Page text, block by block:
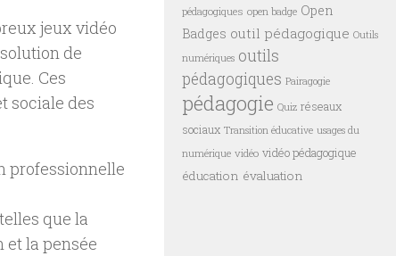
jeux vidéo
de
Ces
sociale des
professionnelle
que la
et la pensée
pédagogiques open badge Open
Badges outil pédagogique Outils
numériques outils
pédagogiques Pairagogie
pédagogie Quiz réseaux
sociaux Transition éducative usages du
numérique vidéo vidéo pédagogique
éducation évaluation